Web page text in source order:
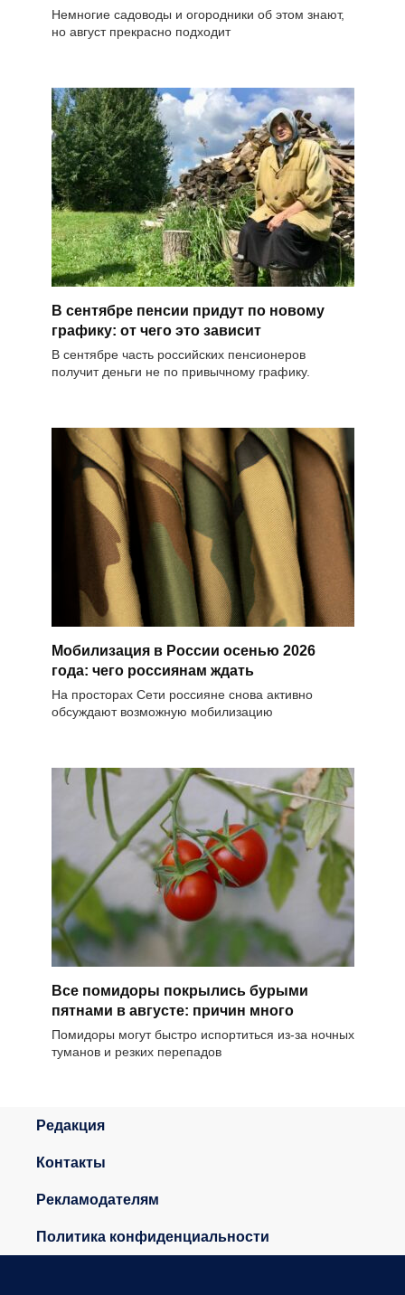
Немногие садоводы и огородники об этом знают,
но август прекрасно подходит
В сентябре пенсии придут по новому
графику: от чего это зависит
В сентябре часть российских пенсионеров
получит деньги не по привычному графику.
Мобилизация в России осенью 2026
года: чего россиянам ждать
На просторах Сети россияне снова активно
обсуждают возможную мобилизацию
Все помидоры покрылись бурыми
пятнами в августе: причин много
Помидоры могут быстро испортиться из-за ночных
туманов и резких перепадов
Редакция
Контакты
Рекламодателям
Политика конфиденциальности